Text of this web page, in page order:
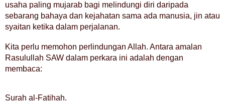
usaha paling mujarab bagi melindungi diri daripada
sebarang bahaya dan kejahatan sama ada manusia, jin atau
syaitan ketika dalam perjalanan.
Kita perlu memohon perlindungan Allah. Antara amalan
Rasulullah SAW dalam perkara ini adalah dengan
membaca:
Surah al-Fatihah.